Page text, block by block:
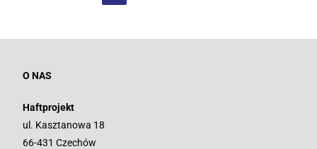
O NAS
Haftprojekt
ul. Kasztanowa 18
66-431 Czechów